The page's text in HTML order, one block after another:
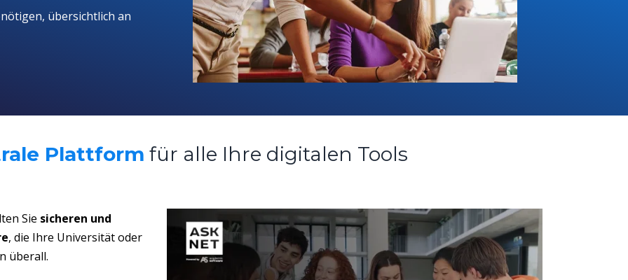
übersichtlich an
Plattform für alle Ihre digitalen Tools
Sie sicheren und
, die Ihre Universität oder
überall.